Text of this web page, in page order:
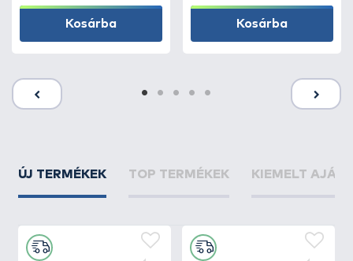
Kosárba Kosárba
ÚJ TERMÉKEK TOP TERMÉKEK KIEMELT